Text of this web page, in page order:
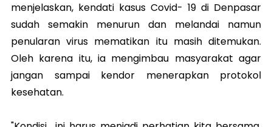
menjelaskan, kendati kasus Covid- 19 di Denpasar
sudah semakin menurun dan melandai namun
penularan virus mematikan itu masih ditemukan.
Oleh karena itu, ia mengimbau masyarakat agar
jangan sampai kendor menerapkan protokol
kesehatan.